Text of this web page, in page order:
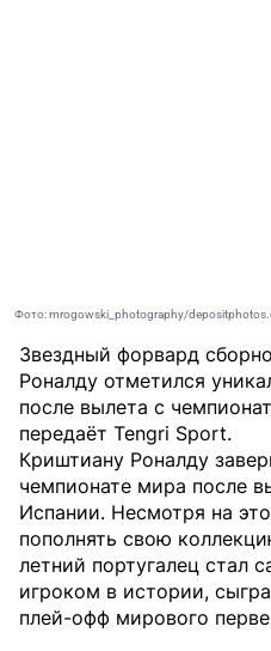
Фото: mrogowski_photography/
Звездный форвард
Роналду отметился
после вылета с
передаёт Tengri Sport.
Криштиану Роналду
чемпионате мира после
Испании. Несмотря на
пополнять свою
летний португалец стал
игроком в истории,
плей-офф мирового